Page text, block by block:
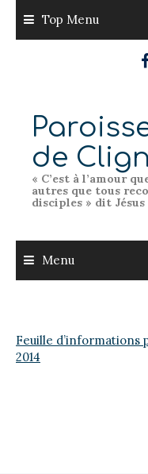
content
Top Menu
de
« C’est à l’amour
autres que tous
disciples » dit Jésus
Menu
Feuille d’informations
2014